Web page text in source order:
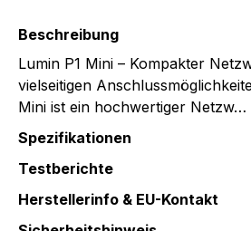
Beschreibung
Lumin P1 Mini – Kompakter
vielseitigen
Mini ist ein hochwertiger Netzw…
Spezifikationen
Testberichte
Herstellerinfo & EU-Kontakt